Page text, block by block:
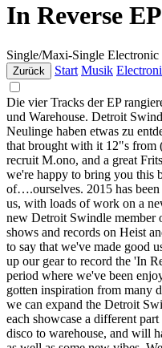
In Reverse EP
Single/Maxi-Single Electronic
Zurück Start Musik
Die vier Tracks der EP
und Warehouse. Detroit
Neulinge haben etwas zu
that brought with it 12"s from
recruit M.ono, and a great
we're happy to bring you this
of….ourselves. 2015 has
us, with loads of work on a
new Detroit Swindle member
shows and records on Heist
to say that we've made good
up our gear to record the 'In
period where we've been
gotten inspiration from many
we can expand the Detroit
each showcase a different
disco to warehouse, and will